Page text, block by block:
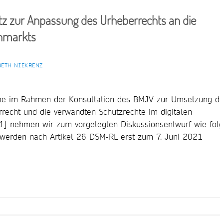
zur Anpassung des Urheberrechts an die
NIEKRENZ
im Rahmen der Konsultation des BMJV zur Umsetzung
und die verwandten Schutzrechte im digitalen
nehmen wir zum vorgelegten Diskussionsentwurf wie
nach Artikel 26 DSM-RL erst zum 7. Juni 2021